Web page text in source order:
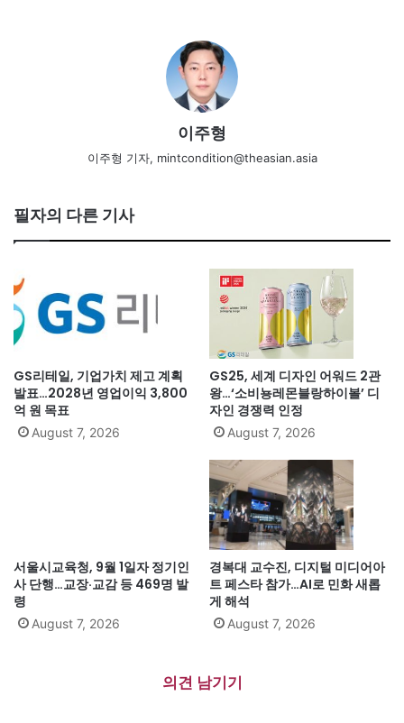
이주형
이주형 기자, mintcondition@theasian.asia
필자의 다른 기사
GS리테일, 기업가치 제고 계획
발표…2028년 영업이익 3,800
억 원 목표
August 7, 2026
GS25, 세계 디자인 어워드 2관
왕…‘소비뇽레몬블랑하이볼’ 디
자인 경쟁력 인정
August 7, 2026
서울시교육청, 9월 1일자 정기인
사 단행…교장·교감 등 469명 발
령
August 7, 2026
경복대 교수진, 디지털 미디어아
트 페스타 참가…AI로 민화 새롭
게 해석
August 7, 2026
의견 남기기